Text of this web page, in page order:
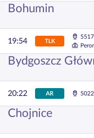
Bohumin
19:54 TLK
Bydgoszcz
20:22 AR
Chojnice